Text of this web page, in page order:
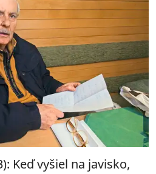
Keď vyšiel na javisko,